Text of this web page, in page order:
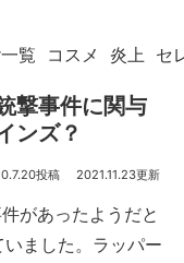
覧 コスメ 炎上 セ
撃事件に関与
ンズ？
2021.11.23
があったようだと
ました。ラッパー